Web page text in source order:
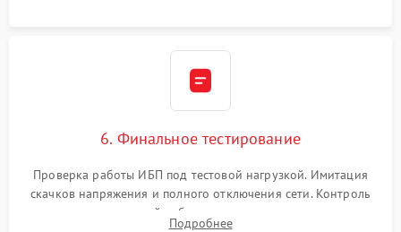
6. Финальное тестирование
Проверка работы ИБП под тестовой нагрузкой. Имитация
скачков напряжения и полного отключения сети. Контроль
времени автономной работы, температурного режима и
Подробнее